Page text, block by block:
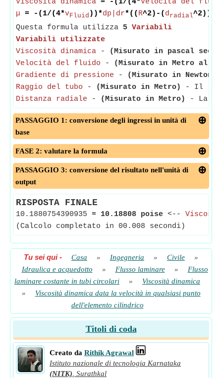
Viscosità dinamica = -(1/(4*Velocità del
μ = -(1/(4*vFluid ))*dp|dr*(( R^2)-( dradial^2))
Questa formula utilizza 5 Variabili
Variabili utilizzate
Viscosità dinamica -
(Misurato in pascal
Velocità del fluido -
(Misurato in Metro al
Gradiente di pressione -
(Misurato in Newton
Raggio del tubo - (Misurato in Metro)
- Il
Distanza radiale - (Misurato in Metro) - La
PASSAGGIO 1: conversione degli ingressi in unità di
base
FASE 2: valutare la formula
PASSAGGIO 3: conversione del risultato nell'unità di
output
RISPOSTA FINALE
10.1880754390935 ≈ 10.18808 poise <--
(Calcolo completato in 00.008 secondi)
Tu sei qui- Casa » Ingegneria » Civile
»
Idraulica e acquedotto
» Flusso laminare »
Flusso
laminare costante in tubi circolari
»
Viscosità dinamica
»
Viscosità dinamica data la velocità in qualsiasi punto
dell'elemento cilindrico
Titoli di coda
Creato da Rithik Agrawal
Istituto nazionale di tecnologia Karnataka
(NITK) Surathkal